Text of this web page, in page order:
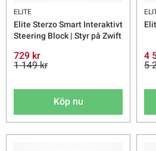
ELITE
Elite Sterzo Smart Interaktivt
Steering Block | Styr på Zwift
729 kr
1 149 kr
Köp nu
4
5